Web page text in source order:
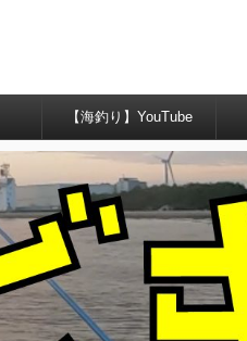
【海釣り】YouTube